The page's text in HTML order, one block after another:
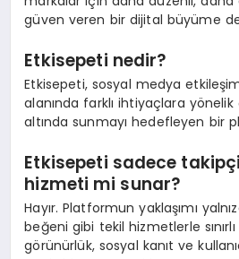
güven veren bir dijital büyüme
Etkisepeti nedir?
Etkisepeti, sosyal medya
alanında farklı ihtiyaçlara
altında sunmayı hedefleyen bir
Etkisepeti sadece
hizmeti mi sunar?
Hayır. Platformun yaklaşımı
beğeni gibi tekil hizmetlerle
görünürlük, sosyal kanıt ve